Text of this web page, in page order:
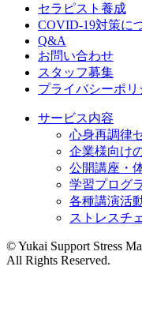
セラピスト養成
COVID-19対策に
Q&A
お問い合わせ
スタッフ募集
プライバシーポリ
サービス内容
心身再調律
企業様向け
公開講座・
学習プログ
各種講演活
ストレスチ
©︎ Yukai Support Stress
All Rights Reserved.